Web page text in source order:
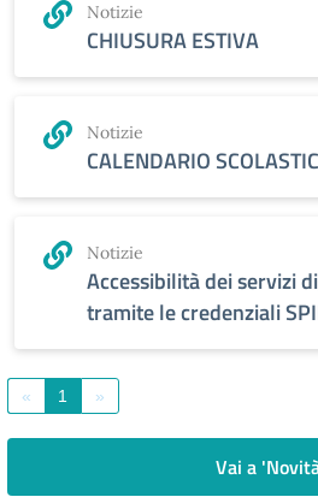
Notizie
CHIUSURA ESTIVA
Notizie
CALENDARIO
Notizie
Accessibilità dei servizi
tramite le credenziali
« 1 »
Vai a